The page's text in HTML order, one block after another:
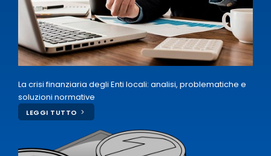
La crisi finanziaria degli Enti locali: analisi, problematiche e
soluzioni normative
LEGGI TUTTO